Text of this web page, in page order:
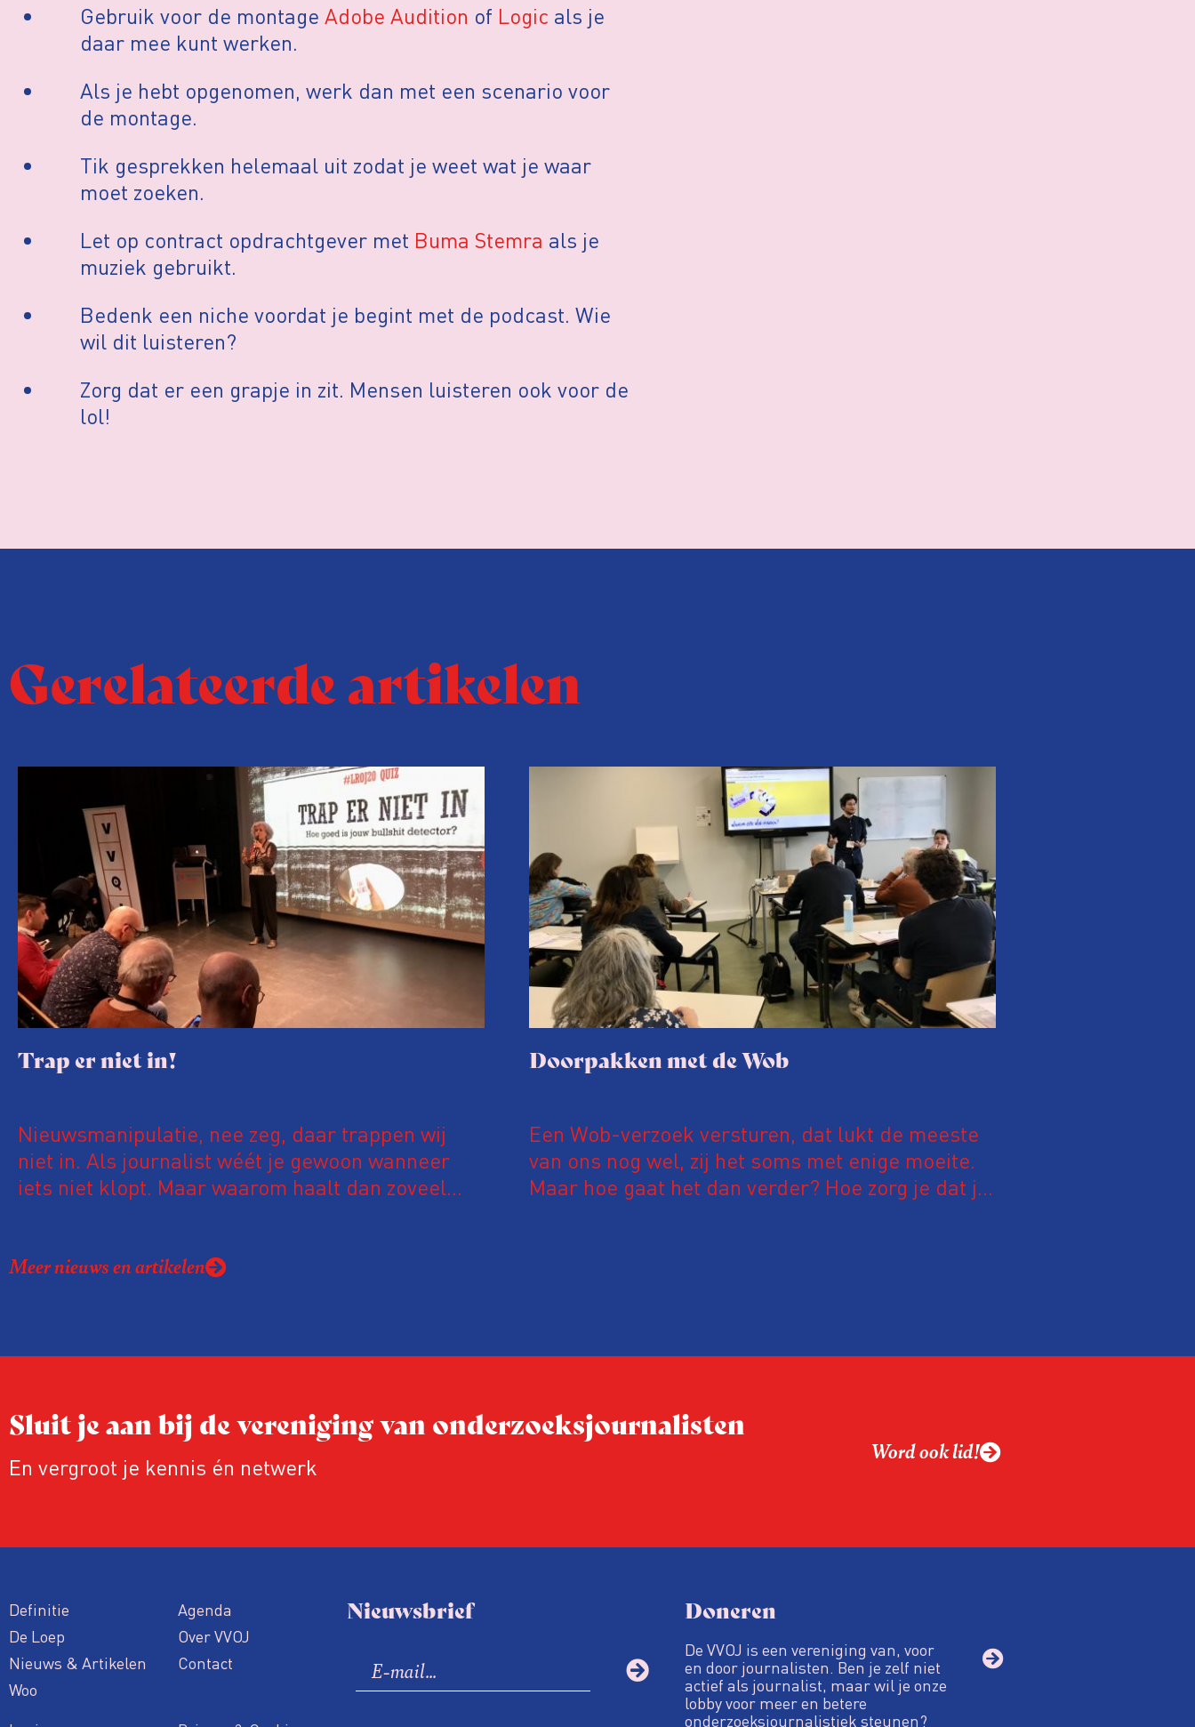
Gebruik voor de montage Adobe Audition of Logic als je
daar mee kunt werken.
Als je hebt opgenomen, werk dan met een scenario voor
de montage.
Tik gesprekken helemaal uit zodat je weet wat je waar
moet zoeken.
Let op contract opdrachtgever met Buma Stemra als je
muziek gebruikt.
Bedenk een niche voordat je begint met de podcast. Wie
wil dit luisteren?
Zorg dat er een grapje in zit. Mensen luisteren ook voor de
lol!
Gerelateerde artikelen
Trap er niet in!
Nieuwsmanipulatie, nee zeg, daar trappen wij
niet in. Als journalist wéét je gewoon wanneer
iets niet klopt. Maar waarom haalt dan zoveel
Doorpakken met de Wob
Een Wob-verzoek versturen, dat lukt de meeste
van ons nog wel, zij het soms met enige moeite.
Maar hoe gaat het dan verder? Hoe zorg je dat je
Meer nieuws en artikelen
Sluit je aan bij de vereniging van onderzoeksjournalisten
En vergroot je kennis én netwerk
Word ook lid!
Definitie
De Loep
Nieuws & Artikelen
Woo
Agenda
Over VVOJ
Contact
Nieuwsbrief Doneren
De VVOJ is een vereniging van, voor
en door journalisten. Ben je zelf niet
actief als journalist, maar wil je onze
lobby voor meer en betere
onderzoeksjournalistiek steunen?